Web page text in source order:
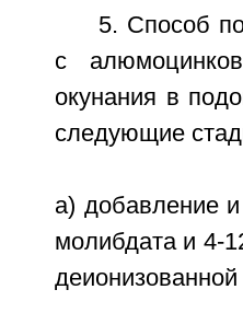
5. Способ
с
окунания в
следующие
а) добавление
молибдата и 4-